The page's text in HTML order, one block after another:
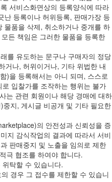
서비스화면상의 등록양식에 따라
난 등록이나 허위등록, 판매가장 등
물품을 삭제, 취소하거나 중개를 하
든 책임은 그러한 물품을 등록한
를 유도하는 문구나 구매자의 정당
거나, 허위이거나, 기타 위법한 내
)을 등록해서는 아니 되며, 스스로
입찰가를 조작하는 행위는 불가
는 관련 회원이나 해당 경매에 대하
지, 게시글 비공개 및 기타 필요한
의 안전성과 신뢰성을 증
지 감식작업의 결과에 따라서 서비
판매중지 및 노출을 임의로 제한
극 협조를 하여야 합니다.
탁할 수 있습니다.
경우 그 접수를 제한할 수 있습니